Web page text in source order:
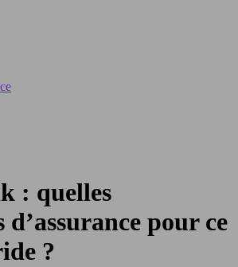
: quelles
d’assurance pour ce
?